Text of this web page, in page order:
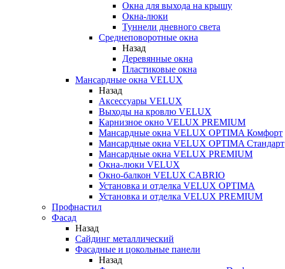
Окна для выхода на крышу
Окна-люки
Туннели дневного света
Среднеповоротные окна
Назад
Деревянные окна
Пластиковые окна
Мансардные окна VELUX
Назад
Аксессуары VELUX
Выходы на кровлю VELUX
Карнизное окно VELUX PREMIUM
Мансардные окна VELUX OPTIMA Комфорт
Мансардные окна VELUX OPTIMA Стандарт
Мансардные окна VELUX PREMIUM
Окна-люки VELUX
Окно-балкон VELUX CABRIO
Установка и отделка VELUX OPTIMA
Установка и отделка VELUX PREMIUM
Профнастил
Фасад
Назад
Сайдинг металлический
Фасадные и цокольные панели
Назад